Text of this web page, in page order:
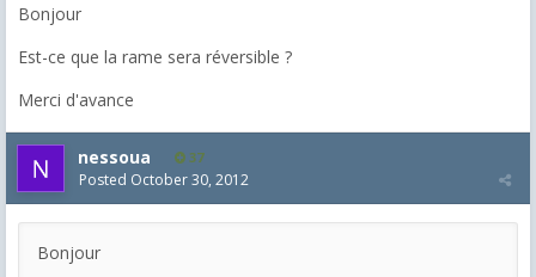
Bonjour
Est-ce que la rame sera réversible ?
Merci d'avance
nessoua 37
Posted October 30, 2012
Bonjour